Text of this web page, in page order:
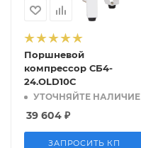
Поршневой
компрессор СБ4-
24.OLD10С
УТОЧНЯЙТЕ НАЛИЧИЕ
39 604 ₽
ЗАПРОСИТЬ КП